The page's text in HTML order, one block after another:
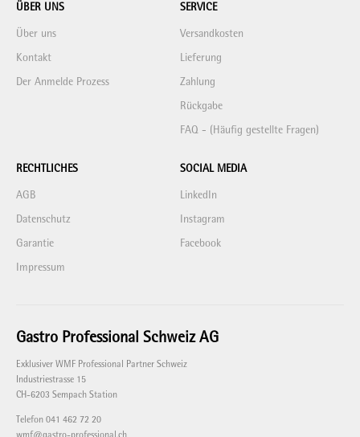
ÜBER UNS
Über uns
Kontakt
Der Anmelde Prozess
SERVICE
Versandkosten
Lieferung
Zahlung
Rückgabe
FAQ - (Häufig gestellte Fragen)
RECHTLICHES
AGB
Datenschutz
Garantie
Impressum
SOCIAL MEDIA
LinkedIn
Instagram
Facebook
Gastro Professional Schweiz AG
Exklusiver WMF Professional Partner Schweiz
Industriestrasse 15
CH-6203 Sempach Station
Telefon 041 462 72 20